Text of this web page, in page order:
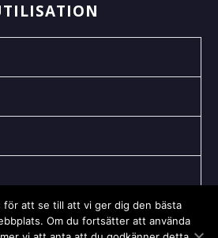
för att se till att vi ger dig den bästa
Om du fortsätter att använda